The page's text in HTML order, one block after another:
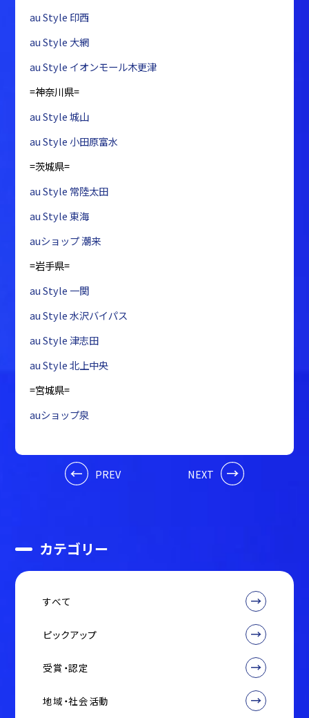
au Style 印西
au Style 大網
au Style イオンモール木更津
=神奈川県=
au Style 城山
au Style 小田原富水
=茨城県=
au Style 常陸太田
au Style 東海
auショップ 潮来
=岩手県=
au Style 一関
au Style 水沢バイパス
au Style 津志田
au Style 北上中央
=宮城県=
auショップ泉
PREV NEXT
カテゴリー
すべて
ピックアップ
受賞・認定
地域・社会活動